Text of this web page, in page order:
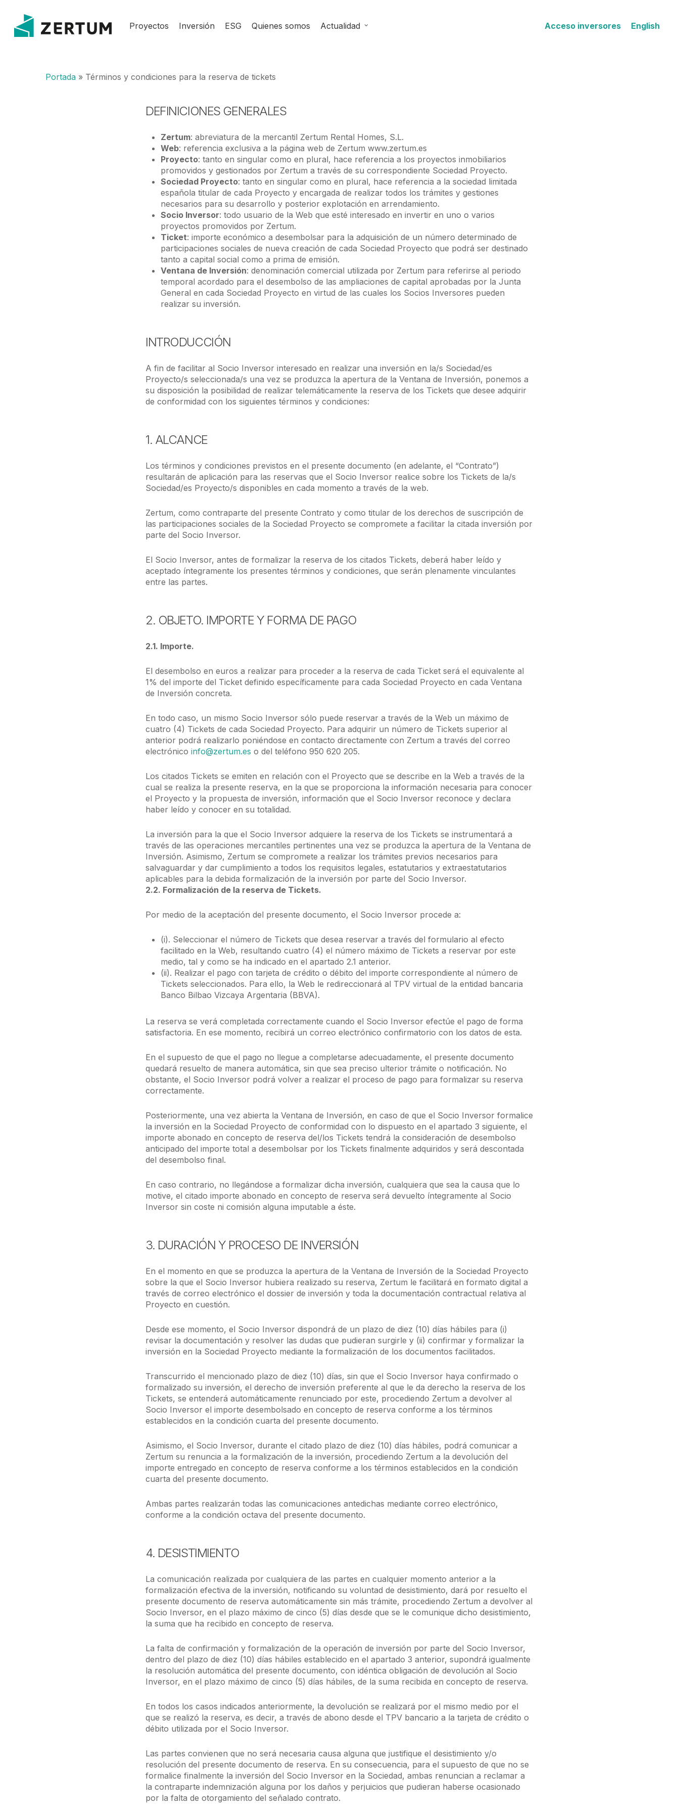
main
content
Proyectos Inversión ESG Quienes somos Actualidad Acceso inversores English
Portada » Términos y condiciones para la reserva de tickets
DEFINICIONES GENERALES
Zertum: abreviatura de la mercantil Zertum Rental Homes, S.L.
Web: referencia exclusiva a la página web de Zertum www.zertum.es
Proyecto: tanto en singular como en plural, hace referencia a los proyectos inmobiliarios
promovidos y gestionados por Zertum a través de su correspondiente Sociedad Proyecto.
Sociedad Proyecto: tanto en singular como en plural, hace referencia a la sociedad limitada
española titular de cada Proyecto y encargada de realizar todos los trámites y gestiones
necesarios para su desarrollo y posterior explotación en arrendamiento.
Socio Inversor: todo usuario de la Web que esté interesado en invertir en uno o varios
proyectos promovidos por Zertum.
Ticket: importe económico a desembolsar para la adquisición de un número determinado de
participaciones sociales de nueva creación de cada Sociedad Proyecto que podrá ser destinado
tanto a capital social como a prima de emisión.
Ventana de Inversión: denominación comercial utilizada por Zertum para referirse al periodo
temporal acordado para el desembolso de las ampliaciones de capital aprobadas por la Junta
General en cada Sociedad Proyecto en virtud de las cuales los Socios Inversores pueden
realizar su inversión.
INTRODUCCIÓN
A fin de facilitar al Socio Inversor interesado en realizar una inversión en la/s Sociedad/es
Proyecto/s seleccionada/s una vez se produzca la apertura de la Ventana de Inversión, ponemos a
su disposición la posibilidad de realizar telemáticamente la reserva de los Tickets que desee adquirir
de conformidad con los siguientes términos y condiciones:
1. ALCANCE
Los términos y condiciones previstos en el presente documento (en adelante, el “Contrato”)
resultarán de aplicación para las reservas que el Socio Inversor realice sobre los Tickets de la/s
Sociedad/es Proyecto/s disponibles en cada momento a través de la web.
Zertum, como contraparte del presente Contrato y como titular de los derechos de suscripción de
las participaciones sociales de la Sociedad Proyecto se compromete a facilitar la citada inversión por
parte del Socio Inversor.
El Socio Inversor, antes de formalizar la reserva de los citados Tickets, deberá haber leído y
aceptado íntegramente los presentes términos y condiciones, que serán plenamente vinculantes
entre las partes.
2. OBJETO. IMPORTE Y FORMA DE PAGO
2.1. Importe.
El desembolso en euros a realizar para proceder a la reserva de cada Ticket será el equivalente al
1% del importe del Ticket definido específicamente para cada Sociedad Proyecto en cada Ventana
de Inversión concreta.
En todo caso, un mismo Socio Inversor sólo puede reservar a través de la Web un máximo de
cuatro (4) Tickets de cada Sociedad Proyecto. Para adquirir un número de Tickets superior al
anterior podrá realizarlo poniéndose en contacto directamente con Zertum a través del correo
electrónicoinfo@zertum.es o del teléfono 950 620 205.
Los citados Tickets se emiten en relación con el Proyecto que se describe en la Web a través de la
cual se realiza la presente reserva, en la que se proporciona la información necesaria para conocer
el Proyecto y la propuesta de inversión, información que el Socio Inversor reconoce y declara
haber leído y conocer en su totalidad.
La inversión para la que el Socio Inversor adquiere la reserva de los Tickets se instrumentará a
través de las operaciones mercantiles pertinentes una vez se produzca la apertura de la Ventana de
Inversión. Asimismo, Zertum se compromete a realizar los trámites previos necesarios para
salvaguardar y dar cumplimiento a todos los requisitos legales, estatutarios y extraestatutarios
aplicables para la debida formalización de la inversión por parte del Socio Inversor.
2.2. Formalización de la reserva de Tickets.
Por medio de la aceptación del presente documento, el Socio Inversor procede a:
(i). Seleccionar el número de Tickets que desea reservar a través del formulario al efecto
facilitado en la Web, resultando cuatro (4) el número máximo de Tickets a reservar por este
medio, tal y como se ha indicado en el apartado 2.1 anterior.
(ii). Realizar el pago con tarjeta de crédito o débito del importe correspondiente al número de
Tickets seleccionados. Para ello, la Web le redireccionará al TPV virtual de la entidad bancaria
Banco Bilbao Vizcaya Argentaria (BBVA).
La reserva se verá completada correctamente cuando el Socio Inversor efectúe el pago de forma
satisfactoria. En ese momento, recibirá un correo electrónico confirmatorio con los datos de esta.
En el supuesto de que el pago no llegue a completarse adecuadamente, el presente documento
quedará resuelto de manera automática, sin que sea preciso ulterior trámite o notificación. No
obstante, el Socio Inversor podrá volver a realizar el proceso de pago para formalizar su reserva
correctamente.
Posteriormente, una vez abierta la Ventana de Inversión, en caso de que el Socio Inversor formalice
la inversión en la Sociedad Proyecto de conformidad con lo dispuesto en el apartado 3 siguiente, el
importe abonado en concepto de reserva del/los Tickets tendrá la consideración de desembolso
anticipado del importe total a desembolsar por los Tickets finalmente adquiridos y será descontada
del desembolso final.
En caso contrario, no llegándose a formalizar dicha inversión, cualquiera que sea la causa que lo
motive, el citado importe abonado en concepto de reserva será devuelto íntegramente al Socio
Inversor sin coste ni comisión alguna imputable a éste.
3. DURACIÓN Y PROCESO DE INVERSIÓN
En el momento en que se produzca la apertura de la Ventana de Inversión de la Sociedad Proyecto
sobre la que el Socio Inversor hubiera realizado su reserva, Zertum le facilitará en formato digital a
través de correo electrónico el dossier de inversión y toda la documentación contractual relativa al
Proyecto en cuestión.
Desde ese momento, el Socio Inversor dispondrá de un plazo de diez (10) días hábiles para (i)
revisar la documentación y resolver las dudas que pudieran surgirle y (ii) confirmar y formalizar la
inversión en la Sociedad Proyecto mediante la formalización de los documentos facilitados.
Transcurrido el mencionado plazo de diez (10) días, sin que el Socio Inversor haya confirmado o
formalizado su inversión, el derecho de inversión preferente al que le da derecho la reserva de los
Tickets, se entenderá automáticamente renunciado por este, procediendo Zertum a devolver al
Socio Inversor el importe desembolsado en concepto de reserva conforme a los términos
establecidos en la condición cuarta del presente documento.
Asimismo, el Socio Inversor, durante el citado plazo de diez (10) días hábiles, podrá comunicar a
Zertum su renuncia a la formalización de la inversión, procediendo Zertum a la devolución del
importe entregado en concepto de reserva conforme a los términos establecidos en la condición
cuarta del presente documento.
Ambas partes realizarán todas las comunicaciones antedichas mediante correo electrónico,
conforme a la condición octava del presente documento.
4. DESISTIMIENTO
La comunicación realizada por cualquiera de las partes en cualquier momento anterior a la
formalización efectiva de la inversión, notificando su voluntad de desistimiento, dará por resuelto el
presente documento de reserva automáticamente sin más trámite, procediendo Zertum a devolver al
Socio Inversor, en el plazo máximo de cinco (5) días desde que se le comunique dicho desistimiento,
la suma que ha recibido en concepto de reserva.
La falta de confirmación y formalización de la operación de inversión por parte del Socio Inversor,
dentro del plazo de diez (10) días hábiles establecido en el apartado 3 anterior, supondrá igualmente
la resolución automática del presente documento, con idéntica obligación de devolución al Socio
Inversor, en el plazo máximo de cinco (5) días hábiles, de la suma recibida en concepto de reserva.
En todos los casos indicados anteriormente, la devolución se realizará por el mismo medio por el
que se realizó la reserva, es decir, a través de abono desde el TPV bancario a la tarjeta de crédito o
débito utilizada por el Socio Inversor.
Las partes convienen que no será necesaria causa alguna que justifique el desistimiento y/o
resolución del presente documento de reserva. En su consecuencia, para el supuesto de que no se
formalice finalmente la inversión del Socio Inversor en la Sociedad, ambas renuncian a reclamar a
la contraparte indemnización alguna por los daños y perjuicios que pudieran haberse ocasionado
por la falta de otorgamiento del señalado contrato.